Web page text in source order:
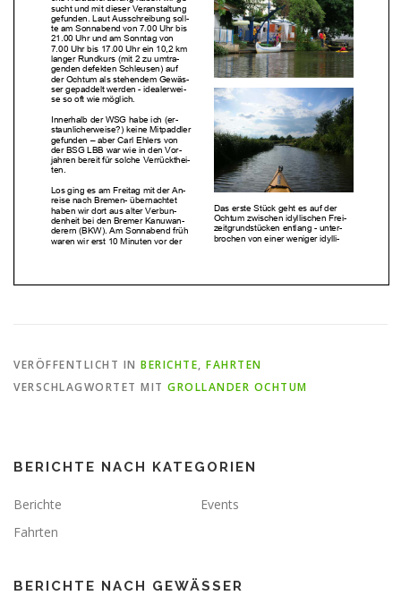
VERÖFFENTLICHT IN BERICHTE, FAHRTEN
VERSCHLAGWORTET MIT GROLLANDER OCHTUM
BERICHTE NACH KATEGORIEN
Berichte
Events
Fahrten
BERICHTE NACH GEWÄSSER